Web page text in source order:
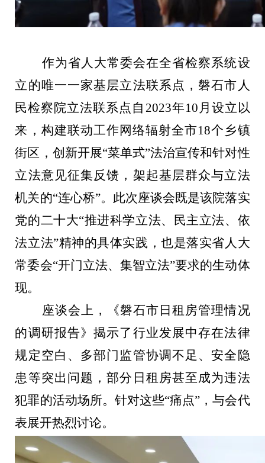
作为省人大常委会在全省检察系统设
立的唯一一家基层立法联系点，磐石市人
民检察院立法联系点自 2023年10 月设立以
来，构建联动工作网络辐射全市18个乡镇
街区，创新开展“菜单式”法治宣传和针对性
立法意见征集反馈，架起基层群众与立法
机关的“连心桥”。此次座谈会既是该院落实
党的二十大“推进科学立法、民主立法、依
法立法”精神的具体实践，也是落实省人大
常委会“开门立法、集智立法”要求的生动体
现。
座谈会上，《磐石市日租房管理情况
的调研报告》揭示了行业发展中存在法律
规定空白、多部门监管协调不足、安全隐
患等突出问题，部分日租房甚至成为违法
犯罪的活动场所。针对这些“痛点”，与会代
表展开热烈讨论。